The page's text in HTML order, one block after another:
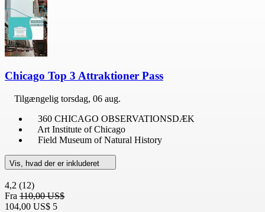
Chicago Top 3 Attraktioner Pass
Tilgængelig torsdag, 06 aug.
360 CHICAGO OBSERVATIONSDÆK
Art Institute of Chicago
Field Museum of Natural History
Vis, hvad der er inkluderet
4,2 (12)
Fra 110,00 US$
104,00 US$ 5